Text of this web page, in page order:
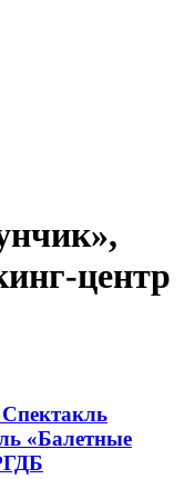
центр
«Балетные